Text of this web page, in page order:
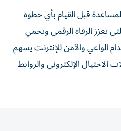
قبل القيام بأي خطوة
تعزز الرفاه الرقمي وتحمي
الواعي والآمن للإنترنت يسهم
الإلكتروني والروابط